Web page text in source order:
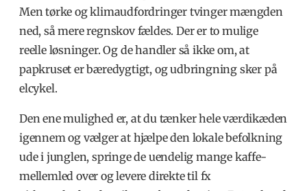
Men tørke og klimaudfordringer tvinger mængden
ned, så mere regnskov fældes. Der er to mulige
reelle løsninger. Og de handler så ikke om, at
papkruset er bæredygtigt, og udbringning sker på
elcykel.
Den ene mulighed er, at du tænker hele værdikæden
igennem og vælger at hjælpe den lokale befolkning
ude i junglen, springe de uendelig mange kaffe-
mellemled over og levere direkte til fx